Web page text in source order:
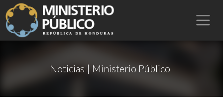
Noticias | Ministerio Público